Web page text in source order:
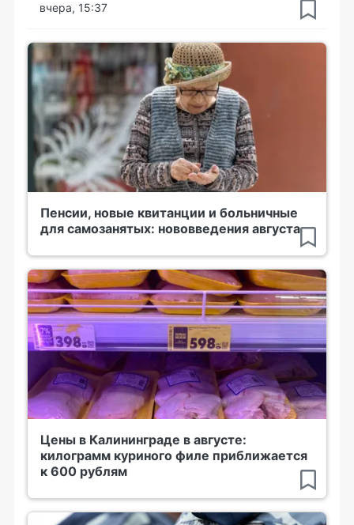
вчера, 15:37
Пенсии, новые квитанции и больничные
для самозанятых: нововведения августа
Цены в Калининграде в августе:
килограмм куриного филе приближается
к 600 рублям